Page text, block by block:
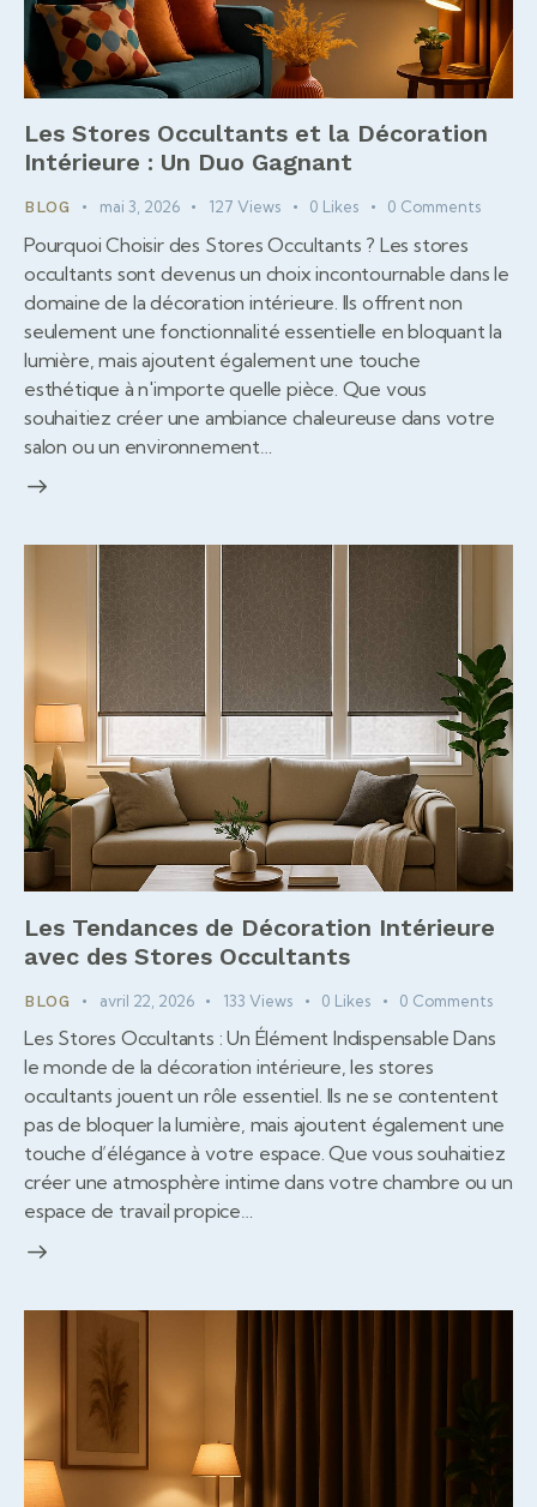
Les Stores Occultants et la Décoration
Intérieure : Un Duo Gagnant
BLOG mai 3, 2026 127 Views 0 Likes 0 Comments
Pourquoi Choisir des Stores Occultants ? Les stores
occultants sont devenus un choix incontournable dans le
domaine de la décoration intérieure. Ils offrent non
seulement une fonctionnalité essentielle en bloquant la
lumière, mais ajoutent également une touche
esthétique à n'importe quelle pièce. Que vous
souhaitiez créer une ambiance chaleureuse dans votre
salon ou un environnement…
Les Tendances de Décoration Intérieure
avec des Stores Occultants
BLOG avril 22, 2026 133 Views 0 Likes 0 Comments
Les Stores Occultants : Un Élément Indispensable Dans
le monde de la décoration intérieure, les stores
occultants jouent un rôle essentiel. Ils ne se contentent
pas de bloquer la lumière, mais ajoutent également une
touche d’élégance à votre espace. Que vous souhaitiez
créer une atmosphère intime dans votre chambre ou un
espace de travail propice…